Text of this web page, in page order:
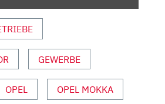
GEWERBE
OPEL OPEL MOKKA